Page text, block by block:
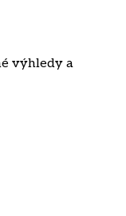
výhledy a